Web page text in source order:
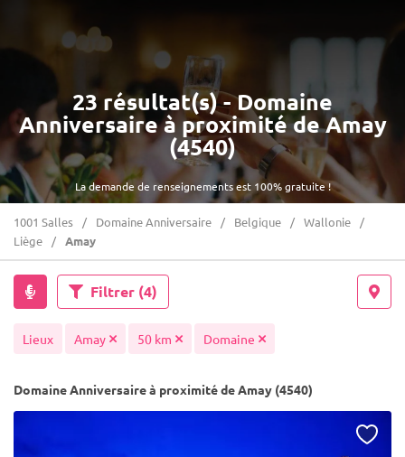
La demande de renseignements est 100% gratuite !
23 résultat(s) - Domaine
Anniversaire à proximité de Amay
(4540)
1001 Salles Domaine Anniversaire Belgique
Wallonie
Liège
Amay
Filtrer (4)
Lieux Amay 50 km Domaine
Domaine Anniversaire à proximité de Amay (4540)